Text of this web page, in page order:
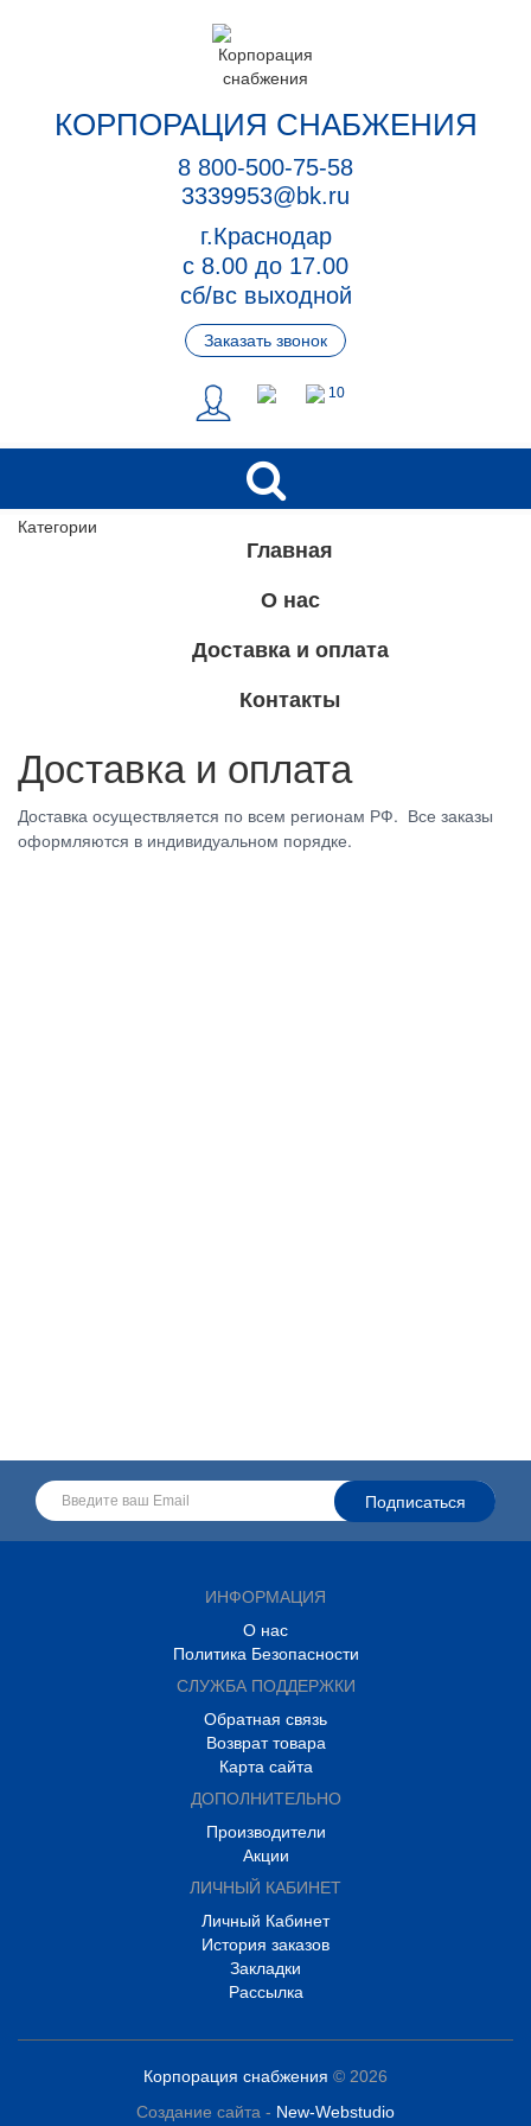
КОРПОРАЦИЯ СНАБЖЕНИЯ
8 800-500-75-58
3339953@bk.ru
г.Краснодар
с 8.00 до 17.00
сб/вс выходной
Заказать звонок
10
Категории
Главная
О нас
Доставка и оплата
Контакты
Доставка и оплата
Доставка осуществляется по всем регионам РФ. Все заказы
оформляются в индивидуальном порядке.
ИНФОРМАЦИЯ
О нас
Политика Безопасности
СЛУЖБА ПОДДЕРЖКИ
Обратная связь
Возврат товара
Карта сайта
ДОПОЛНИТЕЛЬНО
Производители
Акции
ЛИЧНЫЙ КАБИНЕТ
Личный Кабинет
История заказов
Закладки
Рассылка
Корпорация снабжения © 2026
Создание сайта - New-Webstudio